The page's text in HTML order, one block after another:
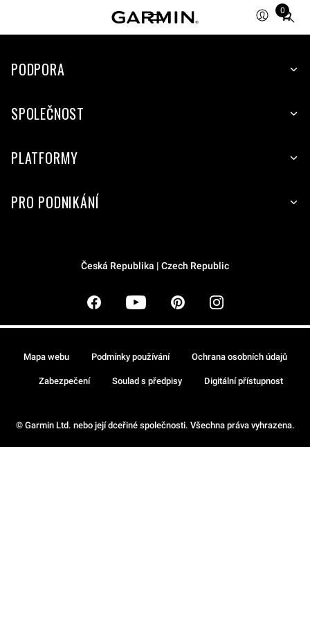
0
Total
items
cart:
PODPORA
SPOLEČNOST
PLATFORMY
PRO PODNIKÁNÍ
Česká Republika | Czech Republic
© Garmin Ltd. nebo její dceřiné společnosti. Všechna práva vyhrazena.
Mapa webu Podmínky používání Ochrana osobních údajů
Zabezpečení Soulad s předpisy Digitální přístupnost